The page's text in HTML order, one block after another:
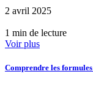
2 avril 2025
1 min de lecture
Voir plus
Comprendre les